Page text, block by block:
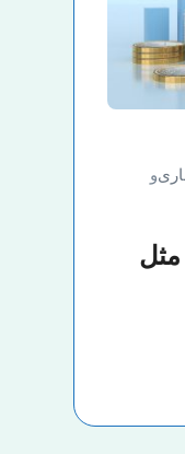
و